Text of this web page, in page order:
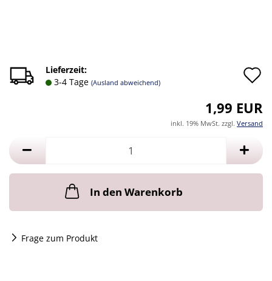
Lieferzeit:
3-4 Tage (Ausland abweichend)
1,99 EUR
inkl. 19% MwSt. zzgl. Versand
In den Warenkorb
Frage zum Produkt